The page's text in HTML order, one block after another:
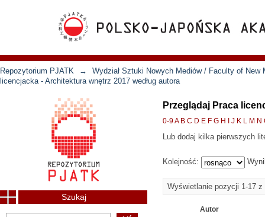
Repozytorium PJATK →
Wydział Sztuki Nowych Mediów / Faculty of New
licencjacka - Architektura wnętrz 2017 według autora
Przeglądaj Praca
0-9A B C D E F G H J K L M N
Lub dodaj kilka pierwszych
Kolejność:
Wyświetlanie pozycji 1-17 z
Autor
Szukaj